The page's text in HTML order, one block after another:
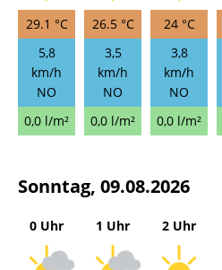
29.1 °C
5,8
km/h
NO
0,0 l/m²
26.5 °C
3,5
km/h
NO
0,0 l/m²
24 °C
3,8
km/h
NO
0,0 l/m²
Sonntag, 09.08.2026
0 Uhr 1 Uhr 2 Uhr